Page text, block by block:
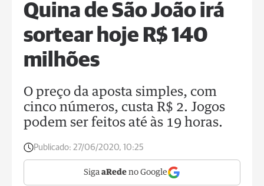
Quina de São João irá
sortear hoje R$ 140
milhões
O preço da aposta simples, com
cinco números, custa R$ 2. Jogos
podem ser feitos até às 19 horas.
Publicado: 27/06/2020, 10:25
Siga aRede no Google